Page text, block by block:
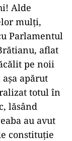
Alde
mulți,
Parlamentul
aflat
pe noii
apărut
totul în
lăsând
au avut
constituție